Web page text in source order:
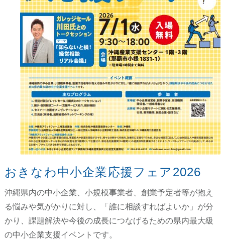
おきなわ中小企業応援フェア2026
沖縄県内の中小企業、小規模事業者、創業予定者等が抱え
る悩みや気がかりに対し、「誰に相談すればよいか」が分
かり、課題解決や今後の成長につなげるための県内最大級
の中小企業支援イベントです。